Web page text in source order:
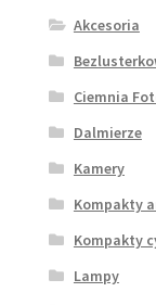
Akcesoria
Ciemnia
Dalmierze
Kamery
Kompakty
Kompakty
Lampy